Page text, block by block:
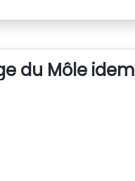
du Môle idem